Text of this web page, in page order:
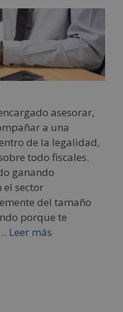
asesorar,
a una
de la legalidad,
todo fiscales.
ganando
el sector
del tamaño
porque te
Leer más